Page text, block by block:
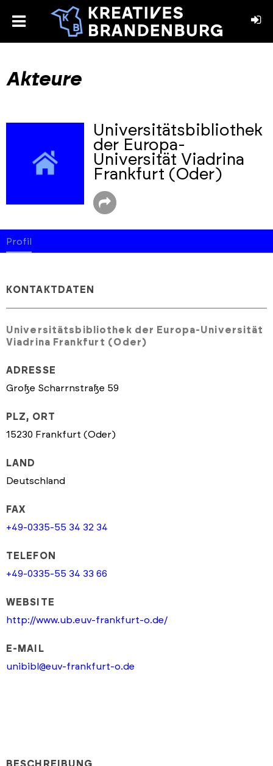
toggle
Akteure
Universitätsbibliothek
der Europa-
Universität Viadrina
Frankfurt (Oder)
Profil
KONTAKTDATEN
Universitätsbibliothek der Europa-Universität
Viadrina Frankfurt (Oder)
ADRESSE
Große Scharrnstraße 59
PLZ, ORT
15230 Frankfurt (Oder)
LAND
Deutschland
FAX
+49-0335-55 34 32 34
TELEFON
+49-0335-55 34 33 66
WEBSITE
http://www.ub.euv-frankfurt-o.de/
E-MAIL
unibibl@euv-frankfurt-o.de
BESCHREIBUNG